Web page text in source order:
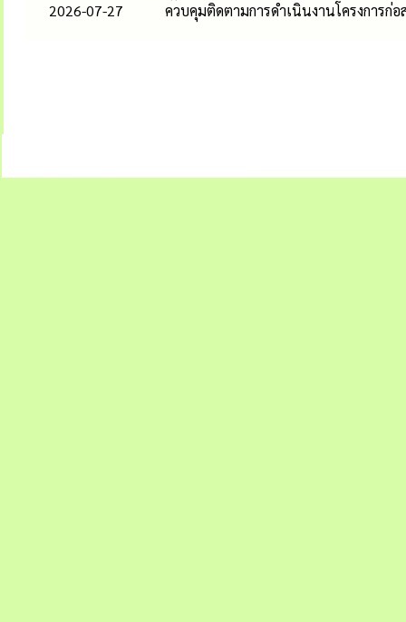
2026-07-27
ควบคุมติดตามการดำเนินงานโครงการ